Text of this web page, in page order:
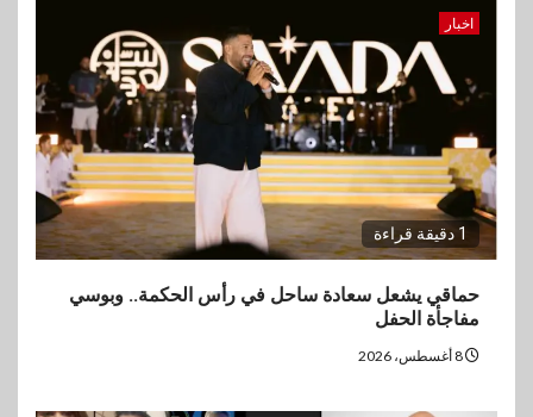
اخبار
1 دقيقة قراءة
حماقي يشعل سعادة ساحل في رأس الحكمة.. وبوسي
مفاجأة الحفل